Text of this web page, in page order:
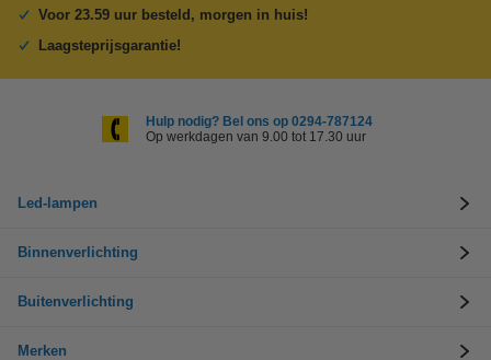
Voor 23.59 uur besteld, morgen in huis!
Laagsteprijsgarantie!
Hulp nodig? Bel ons op 0294-787124
Op werkdagen van 9.00 tot 17.30 uur
Led-lampen
Binnenverlichting
Buitenverlichting
Merken